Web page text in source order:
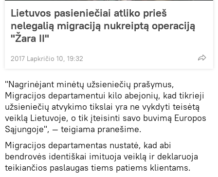
Lietuvos pasieniečiai atliko prieš
nelegalią migraciją nukreiptą operaciją
"Žara II"
2017 Lapkričio 10, 19:32
"Nagrinėjant minėtų užsieniečių prašymus,
Migracijos departamentui kilo abejonių, kad tikrieji
užsieniečių atvykimo tikslai yra ne vykdyti teisėtą
veiklą Lietuvoje, o tik įteisinti savo buvimą Europos
Sąjungoje", — teigiama pranešime.
Migracijos departamentas nustatė, kad abi
bendrovės identiškai imituoja veiklą ir deklaruoja
teikiančios paslaugas tiems patiems klientams.